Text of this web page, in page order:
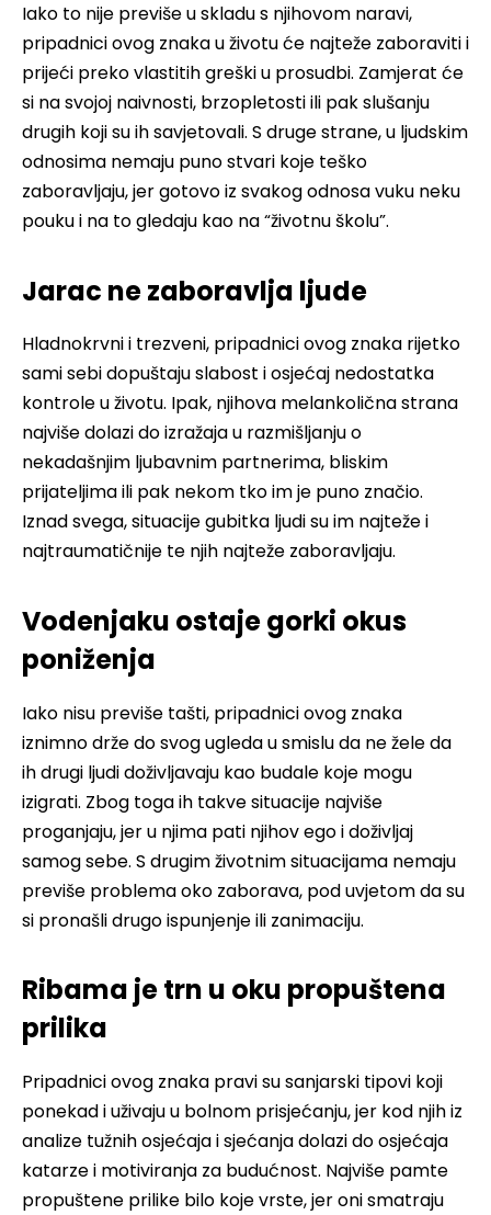
Iako to nije previše u skladu s njihovom naravi,
pripadnici ovog znaka u životu će najteže zaboraviti i
prijeći preko vlastitih greški u prosudbi. Zamjerat će
si na svojoj naivnosti, brzopletosti ili pak slušanju
drugih koji su ih savjetovali. S druge strane, u ljudskim
odnosima nemaju puno stvari koje teško
zaboravljaju, jer gotovo iz svakog odnosa vuku neku
pouku i na to gledaju kao na “životnu školu”.
Jarac ne zaboravlja ljude
Hladnokrvni i trezveni, pripadnici ovog znaka rijetko
sami sebi dopuštaju slabost i osjećaj nedostatka
kontrole u životu. Ipak, njihova melankolična strana
najviše dolazi do izražaja u razmišljanju o
nekadašnjim ljubavnim partnerima, bliskim
prijateljima ili pak nekom tko im je puno značio.
Iznad svega, situacije gubitka ljudi su im najteže i
najtraumatičnije te njih najteže zaboravljaju.
Vodenjaku ostaje gorki okus
poniženja
Iako nisu previše tašti, pripadnici ovog znaka
iznimno drže do svog ugleda u smislu da ne žele da
ih drugi ljudi doživljavaju kao budale koje mogu
izigrati. Zbog toga ih takve situacije najviše
proganjaju, jer u njima pati njihov ego i doživljaj
samog sebe. S drugim životnim situacijama nemaju
previše problema oko zaborava, pod uvjetom da su
si pronašli drugo ispunjenje ili zanimaciju.
Ribama je trn u oku propuštena
prilika
Pripadnici ovog znaka pravi su sanjarski tipovi koji
ponekad i uživaju u bolnom prisjećanju, jer kod njih iz
analize tužnih osjećaja i sjećanja dolazi do osjećaja
katarze i motiviranja za budućnost. Najviše pamte
propuštene prilike bilo koje vrste, jer oni smatraju